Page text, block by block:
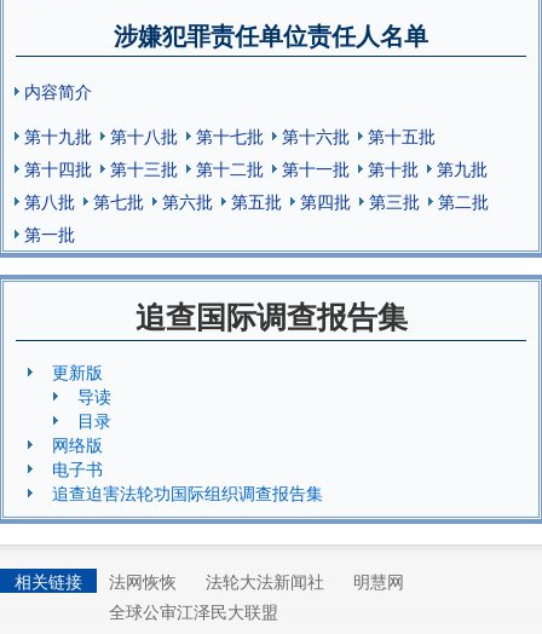
涉嫌犯罪责任单位责任人名单
内容简介
第十九批
第十八批 第十七批 第十六批
第十五批
第十四批
第十三批 第十二批 第十一批 第十批
第九批
第八批
第七批 第六批 第五批 第四批 第三批
第二批
第一批
追查国际调查报告集
更新版
导读
目录
网络版
电子书
追查迫害法轮功国际组织调查报告集
相关链接 法网恢恢 法轮大法新闻社
明慧网
全球公审江泽民大联盟